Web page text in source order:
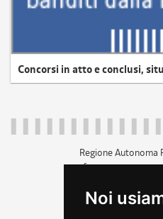
Noi
Concorsi in atto e conclusi,
Regione Autonoma
c.f. 80014930327;
+39 040